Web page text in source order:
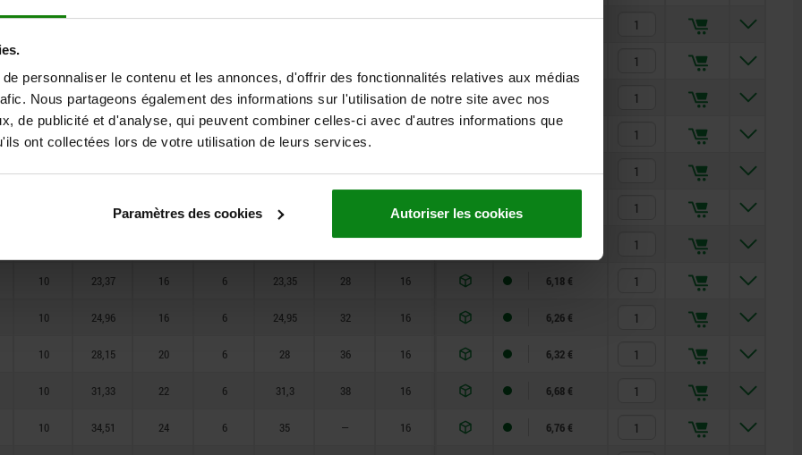
personnaliser le contenu et les annonces, d'offrir des fonctionnalités relatives aux médias
Nous partageons également des informations sur l'utilisation de notre site avec nos
de publicité et d'analyse, qui peuvent combiner celles-ci avec d'autres informations que
ont collectées lors de votre utilisation de leurs services.
Paramètres des cookies Autoriser les cookies
10 14,62 10 3 14,6 18 16
10 17,01 11 3 17 23 16 5,69 €
10 18,6 18,55 23
10 19,39 13 3 19,35 23 16 5,89 €
20,19 14 4 20,15 16
10 23,37 16 6 23,35 28 16 6,18 €
10 24,96 16 6 24,95 32 16 6,26 €
10 28,15 20 6 28 36 16 6,32 €
10 31,33 22 6 31,3 38 16 6,68 €
10 34,51 24 6 35 — 16 6,76 €